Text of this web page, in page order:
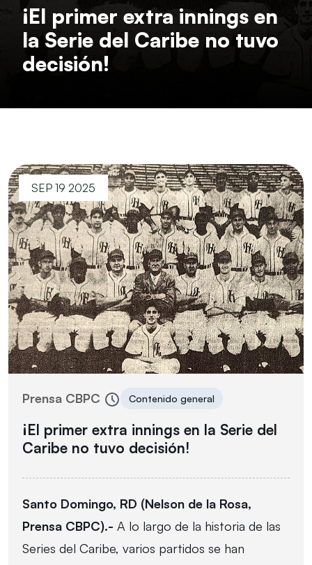
¡El primer extra innings en
la Serie del Caribe no tuvo
decisión!
SEP 19 2025
Prensa CBPC Contenido general
¡El primer extra innings en la Serie del
Caribe no tuvo decisión!
Santo Domingo, RD (Nelson de la Rosa,
Prensa CBPC).- A lo largo de la historia de las
Series del Caribe, varios partidos se han